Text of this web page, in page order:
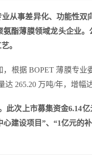
从事差异化、功能性双
酯薄膜领域龙头企业。
。
根据 BOPET 薄膜专业
265.20 万吨/年，增幅
此次上市募集资金6.14
建设项目”、“1亿元的